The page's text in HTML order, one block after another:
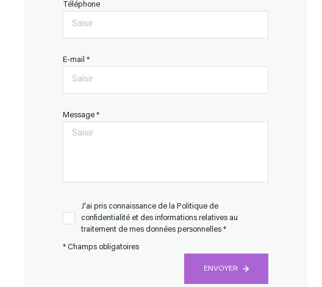
Téléphone
E-mail *
Message *
J'ai pris connaissance de la Politique de
confidentialité et des informations relatives au
traitement de mes données personnelles *
* Champs obligatoires
ENVOYER